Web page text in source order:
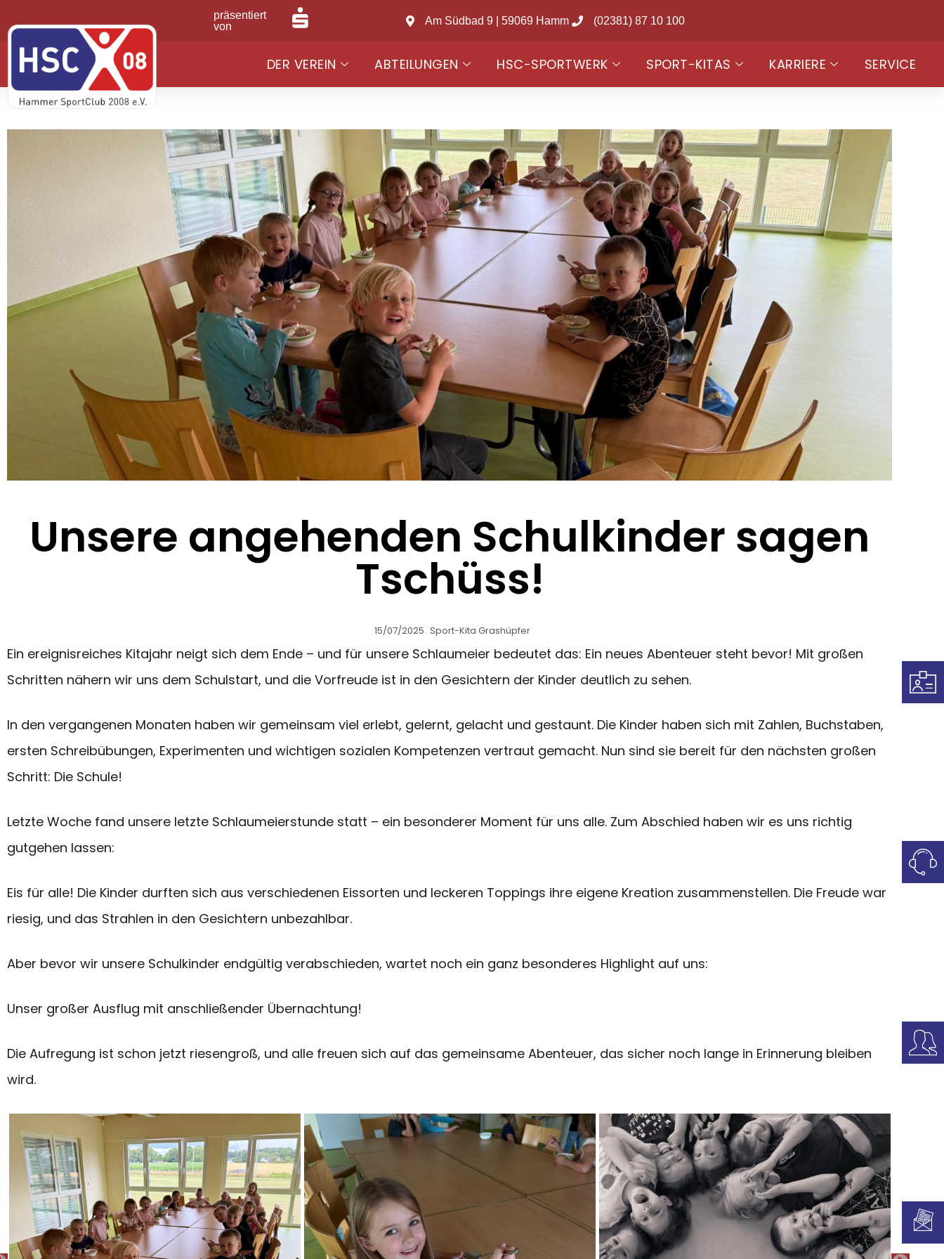
präsentiert
von
Am Südbad 9 | 59069 Hamm (02381) 87 10 100
DER VEREIN ABTEILUNGEN HSC-SPORTWERK SPORT-KITAS KARRIERE SERVICE
Unsere angehenden Schulkinder sagen
Tschüss!
15/07/2025 Sport-Kita Grashüpfer
Ein ereignisreiches Kitajahr neigt sich dem Ende – und für unsere Schlaumeier bedeutet das: Ein neues Abenteuer steht bevor! Mit großen
Schritten nähern wir uns dem Schulstart, und die Vorfreude ist in den Gesichtern der Kinder deutlich zu sehen.
In den vergangenen Monaten haben wir gemeinsam viel erlebt, gelernt, gelacht und gestaunt. Die Kinder haben sich mit Zahlen, Buchstaben,
ersten Schreibübungen, Experimenten und wichtigen sozialen Kompetenzen vertraut gemacht. Nun sind sie bereit für den nächsten großen
Schritt: Die Schule!
Letzte Woche fand unsere letzte Schlaumeierstunde statt – ein besonderer Moment für uns alle. Zum Abschied haben wir es uns richtig
gutgehen lassen:
Eis für alle! Die Kinder durften sich aus verschiedenen Eissorten und leckeren Toppings ihre eigene Kreation zusammenstellen. Die Freude war
riesig, und das Strahlen in den Gesichtern unbezahlbar.
Aber bevor wir unsere Schulkinder endgültig verabschieden, wartet noch ein ganz besonderes Highlight auf uns:
Unser großer Ausflug mit anschließender Übernachtung!
Die Aufregung ist schon jetzt riesengroß, und alle freuen sich auf das gemeinsame Abenteuer, das sicher noch lange in Erinnerung bleiben
wird.